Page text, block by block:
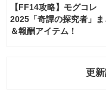
【FF14攻略】モグコレ
2025「奇譚の探究者」ま
＆報酬アイテム！
更